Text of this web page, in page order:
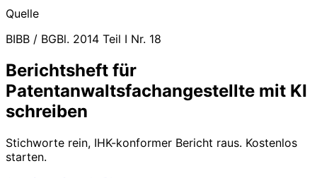
Quelle
BIBB / BGBl. 2014 Teil I Nr. 18
Berichtsheft für
Patentanwaltsfachangestellte mit KI
schreiben
Stichworte rein, IHK-konformer Bericht raus. Kostenlos
starten.